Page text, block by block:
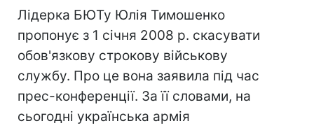
Лідерка БЮТу Юлія Тимошенко
пропонує з 1 січня 2008 р. скасувати
обов'язкову строкову військову
службу. Про це вона заявила під час
прес-конференції. За її словами, на
сьогодні українська армія